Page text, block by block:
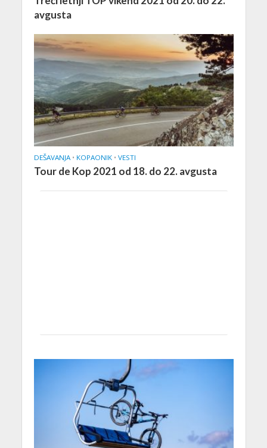
avgusta
DEŠAVANJA • KOPAONIK • VESTI
Tour de Kop 2021 od 18. do 22. avgusta